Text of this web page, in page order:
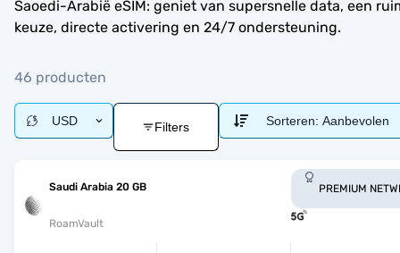
Saoedi-Arabië eSIM: geniet van supersnelle data, een
keuze, directe activering en 24/7 ondersteuning.
46 producten
USD Filters Sorteren: Aanbevolen
Saudi Arabia 20 GB
RoamVault
PREMIUM